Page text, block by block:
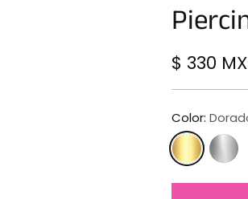
Precio
$ 330
Color: